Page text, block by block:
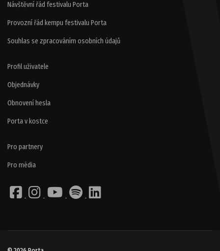
Návštěvní řád festivalu Porta
Provozní řád kempu festivalu Porta
Souhlas se zpracováním osobních údajů
Profil uživatele
Objednávky
Obnovení hesla
Porta v kostce
Pro partnery
Pro média